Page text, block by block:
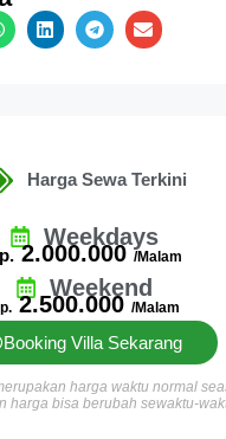
Harga Sewa Terkini
Weekdays
2.000.000/Malam
Weekend
2.500.000/Malam
Booking Villa Sekarang
harga waktu normal
harga bisa berubah sewaktu-